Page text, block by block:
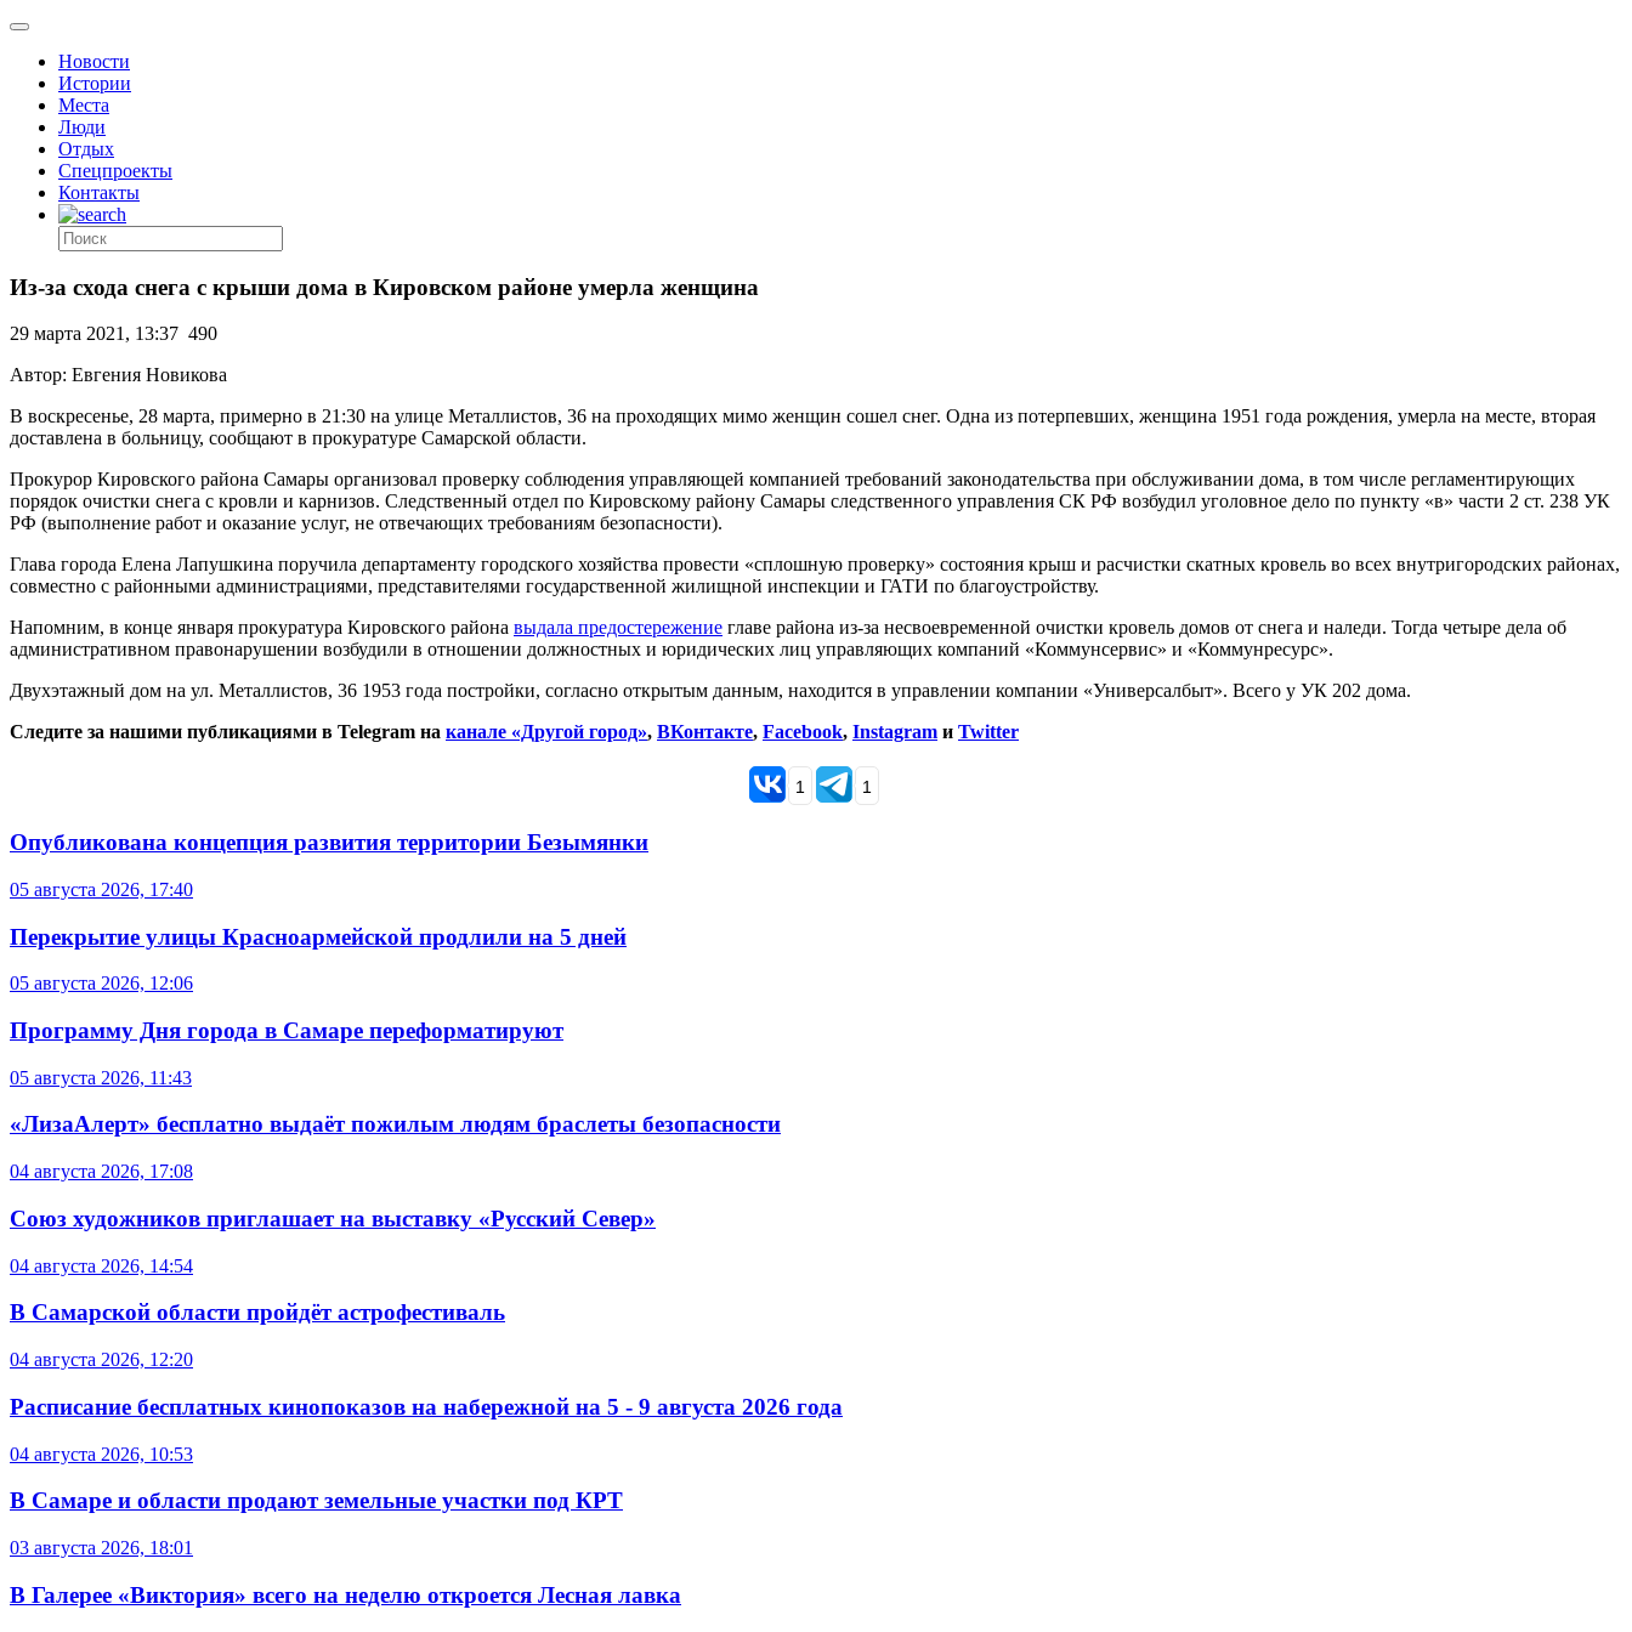
Новости
Истории
Места
Люди
Отдых
Спецпроекты
Контакты
Из-за схода снега с крыши дома в Кировском районе умерла женщина
29 марта 2021, 13:37 490
Автор: Евгения Новикова
В воскресенье, 28 марта, примерно в 21:30 на улице Металлистов, 36 на проходящих мимо женщин сошел снег. Одна из потерпевших, женщина 1951 года рождения, умерла на месте, вторая
доставлена в больницу, сообщают в прокуратуре Самарской области.
Прокурор Кировского района Самары организовал проверку соблюдения управляющей компанией требований законодательства при обслуживании дома, в том числе регламентирующих
порядок очистки снега с кровли и карнизов. Следственный отдел по Кировскому району Самары следственного управления СК РФ возбудил уголовное дело по пункту «в» части 2 ст. 238 УК
РФ (выполнение работ и оказание услуг, не отвечающих требованиям безопасности).
Глава города Елена Лапушкина поручила департаменту городского хозяйства провести «сплошную проверку» состояния крыш и расчистки скатных кровель во всех внутригородских районах,
совместно с районными администрациями, представителями государственной жилищной инспекции и ГАТИ по благоустройству.
Напомним, в конце января прокуратура Кировского района выдала предостережение главе района из-за несвоевременной очистки кровель домов от снега и наледи. Тогда четыре дела об
административном правонарушении возбудили в отношении должностных и юридических лиц управляющих компаний «Коммунсервис» и «Коммунресурс».
Двухэтажный дом на ул. Металлистов, 36 1953 года постройки, согласно открытым данным, находится в управлении компании «Универсалбыт». Всего у УК 202 дома.
Следите за нашими публикациями в Telegram на канале «Другой город», ВКонтакте, Facebook, Instagram и Twitter
1 1
Опубликована концепция развития территории Безымянки
05 августа 2026, 17:40
Перекрытие улицы Красноармейской продлили на 5 дней
05 августа 2026, 12:06
Программу Дня города в Самаре переформатируют
05 августа 2026, 11:43
«ЛизаАлерт» бесплатно выдаёт пожилым людям браслеты безопасности
04 августа 2026, 17:08
Союз художников приглашает на выставку «Русский Север»
04 августа 2026, 14:54
В Самарской области пройдёт астрофестиваль
04 августа 2026, 12:20
Расписание бесплатных кинопоказов на набережной на 5 - 9 августа 2026 года
04 августа 2026, 10:53
В Самаре и области продают земельные участки под КРТ
03 августа 2026, 18:01
В Галерее «Виктория» всего на неделю откроется Лесная лавка